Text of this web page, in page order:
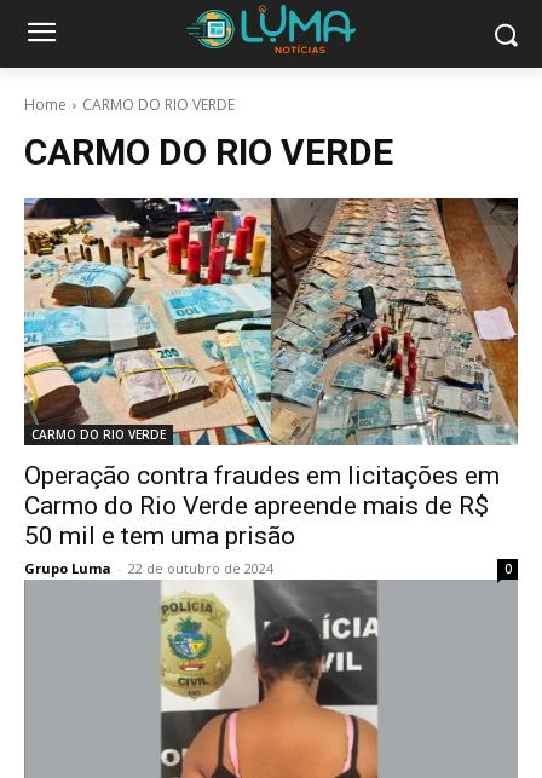
Home CARMO DO RIO VERDE
CARMO DO RIO VERDE
CARMO DO RIO VERDE
Operação contra fraudes em licitações em
Carmo do Rio Verde apreende mais de R$
50 mil e tem uma prisão
Grupo Luma - 22 de outubro de 2024 0